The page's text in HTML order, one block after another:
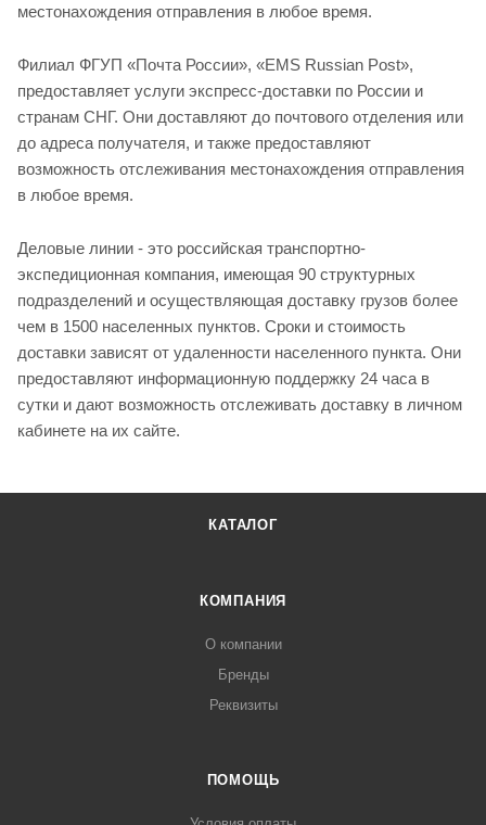
местонахождения отправления в любое время.
Филиал ФГУП «Почта России», «EMS Russian Post»,
предоставляет услуги экспресс-доставки по России и
странам СНГ. Они доставляют до почтового отделения или
до адреса получателя, и также предоставляют
возможность отслеживания местонахождения отправления
в любое время.
Деловые линии - это российская транспортно-
экспедиционная компания, имеющая 90 структурных
подразделений и осуществляющая доставку грузов более
чем в 1500 населенных пунктов. Сроки и стоимость
доставки зависят от удаленности населенного пункта. Они
предоставляют информационную поддержку 24 часа в
сутки и дают возможность отслеживать доставку в личном
кабинете на их сайте.
КАТАЛОГ
КОМПАНИЯ
О компании
Бренды
Реквизиты
ПОМОЩЬ